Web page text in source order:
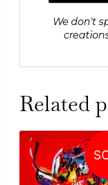
We don't
Related